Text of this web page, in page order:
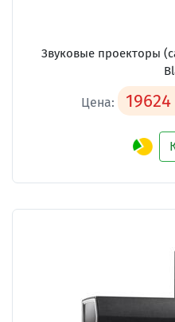
Звуковые проекторы
Цена: